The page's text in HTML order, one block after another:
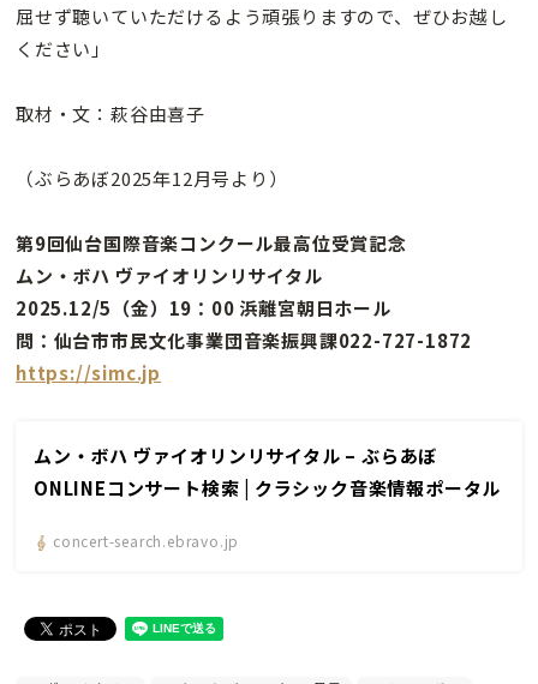
屈せず聴いていただけるよう頑張りますので、ぜひお越し
ください」
取材・文：萩谷由喜子
（ぶらあぼ2025年12月号より）
第9回仙台国際音楽コンクール最高位受賞記念
ムン・ボハ ヴァイオリンリサイタル
2025.12/5（金）19：00 浜離宮朝日ホール
問：仙台市市民文化事業団音楽振興課022-727-1872
https://simc.jp
ムン・ボハ ヴァイオリンリサイタル – ぶらあぼ
ONLINEコンサート検索 | クラシック音楽情報ポータル
concert-search.ebravo.jp